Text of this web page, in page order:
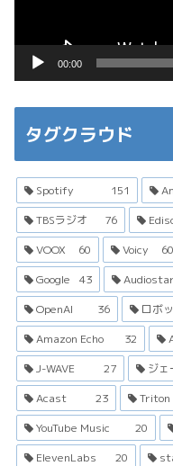
00:00
タグクラウド
Spotify 151
TBSラジオ
76
VOOX
60 Voicy 60
Google
43
OpenAI
36 ロボ
Amazon Echo
32
J-WAVE
27 ジェ
Acast
23 Triton
YouTube Music
20
ElevenLabs
20